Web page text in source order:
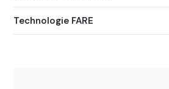
Technologie FARE